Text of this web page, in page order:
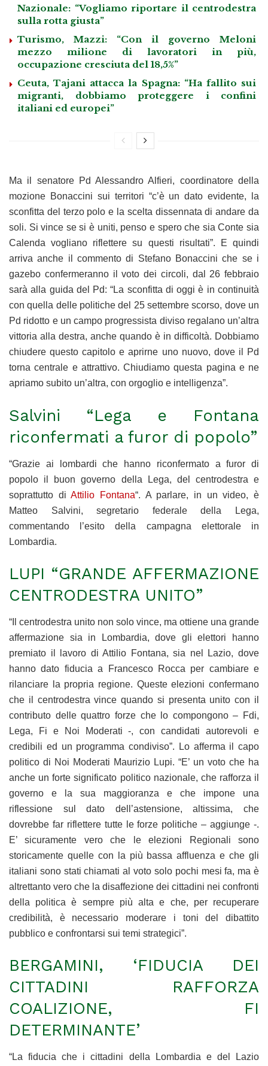
Nazionale: “Vogliamo riportare il centrodestra
sulla rotta giusta”
Turismo, Mazzi: “Con il governo Meloni
mezzo milione di lavoratori in più,
occupazione cresciuta del 18,5%”
Ceuta, Tajani attacca la Spagna: “Ha fallito sui
migranti, dobbiamo proteggere i confini
italiani ed europei”
Ma il senatore Pd Alessandro Alfieri, coordinatore della
mozione Bonaccini sui territori “c’è un dato evidente, la
sconfitta del terzo polo e la scelta dissennata di andare da
soli. Si vince se si è uniti, penso e spero che sia Conte sia
Calenda vogliano riflettere su questi risultati”. E quindi
arriva anche il commento di Stefano Bonaccini che se i
gazebo confermeranno il voto dei circoli, dal 26 febbraio
sarà alla guida del Pd: “La sconfitta di oggi è in continuità
con quella delle politiche del 25 settembre scorso, dove un
Pd ridotto e un campo progressista diviso regalano un’altra
vittoria alla destra, anche quando è in difficoltà. Dobbiamo
chiudere questo capitolo e aprirne uno nuovo, dove il Pd
torna centrale e attrattivo. Chiudiamo questa pagina e ne
apriamo subito un’altra, con orgoglio e intelligenza”.
Salvini “Lega e Fontana
riconfermati a furor di popolo”
“Grazie ai lombardi che hanno riconfermato a furor di
popolo il buon governo della Lega, del centrodestra e
soprattutto diAttilio Fontana“. A parlare, in un video, è
Matteo Salvini, segretario federale della Lega,
commentando l’esito della campagna elettorale in
Lombardia.
LUPI “GRANDE AFFERMAZIONE
CENTRODESTRA UNITO”
“Il centrodestra unito non solo vince, ma ottiene una grande
affermazione sia in Lombardia, dove gli elettori hanno
premiato il lavoro di Attilio Fontana, sia nel Lazio, dove
hanno dato fiducia a Francesco Rocca per cambiare e
rilanciare la propria regione. Queste elezioni confermano
che il centrodestra vince quando si presenta unito con il
contributo delle quattro forze che lo compongono – Fdi,
Lega, Fi e Noi Moderati -, con candidati autorevoli e
credibili ed un programma condiviso”. Lo afferma il capo
politico di Noi Moderati Maurizio Lupi. “E’ un voto che ha
anche un forte significato politico nazionale, che rafforza il
governo e la sua maggioranza e che impone una
riflessione sul dato dell’astensione, altissima, che
dovrebbe far riflettere tutte le forze politiche – aggiunge -.
E’ sicuramente vero che le elezioni Regionali sono
storicamente quelle con la più bassa affluenza e che gli
italiani sono stati chiamati al voto solo pochi mesi fa, ma è
altrettanto vero che la disaffezione dei cittadini nei confronti
della politica è sempre più alta e che, per recuperare
credibilità, è necessario moderare i toni del dibattito
pubblico e confrontarsi sui temi strategici”.
BERGAMINI, ‘FIDUCIA DEI
CITTADINI RAFFORZA
COALIZIONE, FI
DETERMINANTE’
“La fiducia che i cittadini della Lombardia e del Lazio